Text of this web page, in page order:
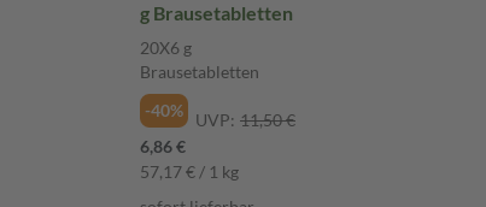
g Brausetabletten
20X6 g
Brausetabletten
-40%
UVP: 11,50 €
6,86 €
57,17 € / 1 kg